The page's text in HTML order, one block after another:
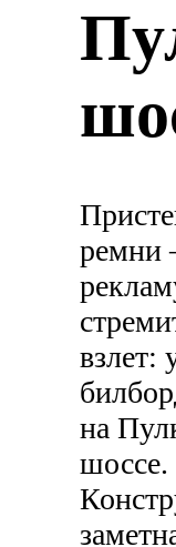
взлет:
на
шоссе.